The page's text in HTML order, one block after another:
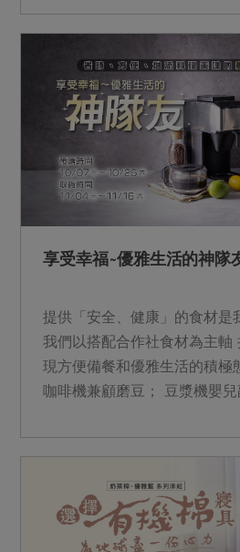
心意，把幸福的滋味留在心間
享受幸福~優雅生活的神隊
提供「安全、健康」的食材是
我們以搭配合作社食材為主軸
現方便備餐和優雅生活的積極
咖啡機兼顧磨豆； 豆漿機嬰
含友善環境的心意。 &nbsp;